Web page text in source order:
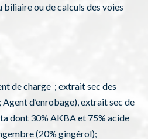
ou de calculs des voies
de charge ; extrait sec des
d’enrobage), extrait sec de
dont 30% AKBA et 75% acide
(20% gingérol);